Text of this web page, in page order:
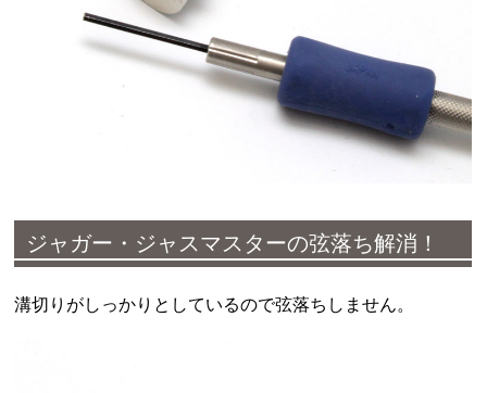
ジャガー・ジャスマスターの弦落ち解消！
溝切りがしっかりとしているので弦落ちしません。